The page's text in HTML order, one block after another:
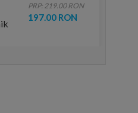
PRP: 219.00 RON
197.00 RON